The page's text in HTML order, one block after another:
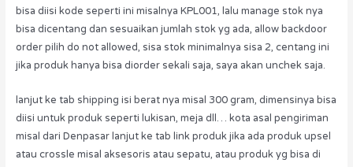
bisa diisi kode seperti ini misalnya KPL001, lalu manage stok nya
bisa dicentang dan sesuaikan jumlah stok yg ada, allow backdoor
order pilih do not allowed, sisa stok minimalnya sisa 2, centang ini
jika produk hanya bisa diorder sekali saja, saya akan unchek saja.
lanjut ke tab shipping isi berat nya misal 300 gram, dimensinya bisa
diisi untuk produk seperti lukisan, meja dll… kota asal pengiriman
misal dari Denpasar lanjut ke tab link produk jika ada produk upsel
atau crossle misal aksesoris atau sepatu, atau produk yg bisa di